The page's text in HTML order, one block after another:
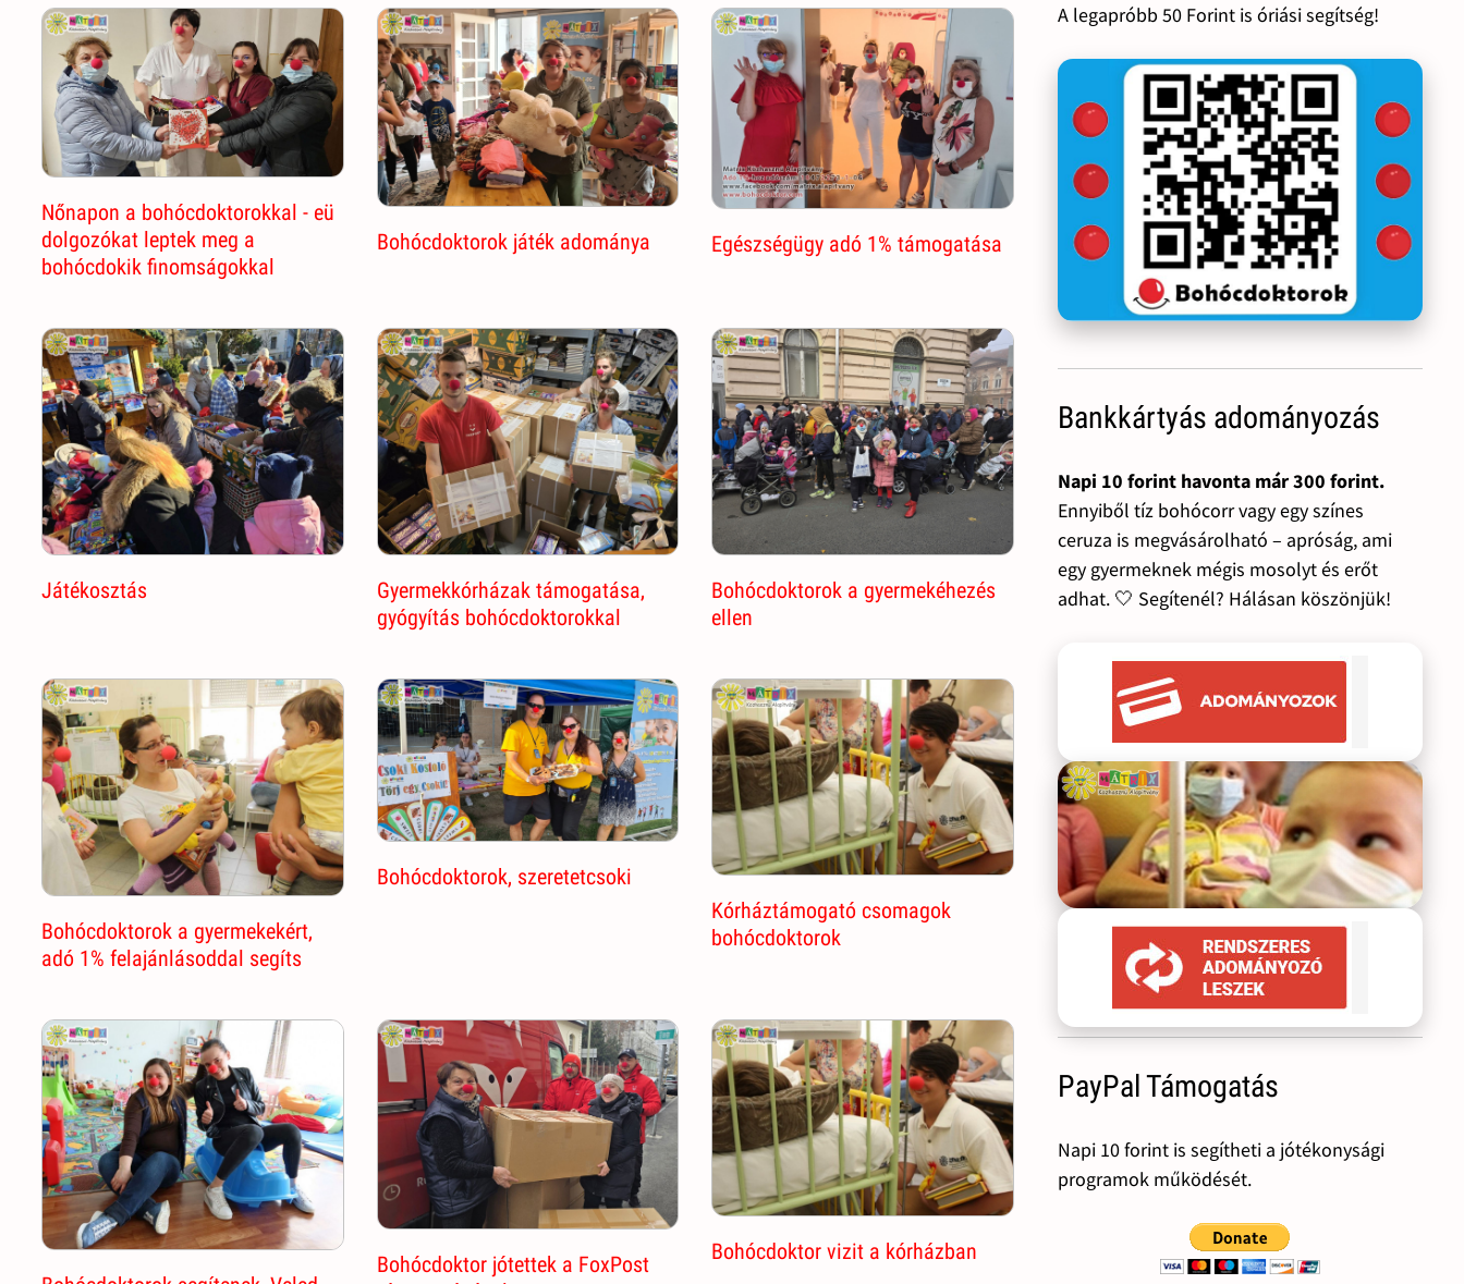
Nőnapon a bohócdoktorokkal - eü
dolgozókat leptek meg a
bohócdokik finomságokkal
Bohócdoktorok játék adománya Egészségügy adó 1% támogatása
Játékosztás
Gyermekkórházak támogatása,
gyógyítás bohócdoktorokkal
Bohócdoktorok a gyermekéhezés
ellen
Bohócdoktorok a gyermekekért,
adó 1% felajánlásoddal segíts
Bohócdoktorok, szeretetcsoki
Kórháztámogató csomagok
bohócdoktorok
Bohócdoktor jótettek a FoxPost
Bohócdoktor vizit a kórházban
A legapróbb 50 Forint is óriási segítség!
Bankkártyás adományozás
Napi 10 forint havonta már 300 forint.
Ennyiből tíz bohócorr vagy egy színes
ceruza is megvásárolható – apróság, ami
egy gyermeknek mégis mosolyt és erőt
adhat. 🤍 Segítenél? Hálásan köszönjük!
PayPal Támogatás
Napi 10 forint is segítheti a jótékonysági
programok működését.